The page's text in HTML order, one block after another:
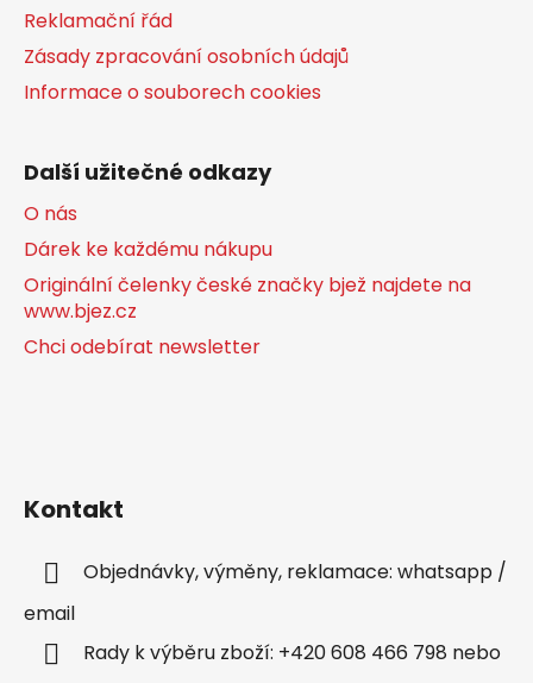
Reklamační řád
Zásady zpracování osobních údajů
Informace o souborech cookies
Další užitečné odkazy
O nás
Dárek ke každému nákupu
Originální čelenky české značky bjež najdete na
www.bjez.cz
Chci odebírat newsletter
Kontakt
Objednávky, výměny, reklamace: whatsapp /
email
Rady k výběru zboží: +420 608 466 798 nebo